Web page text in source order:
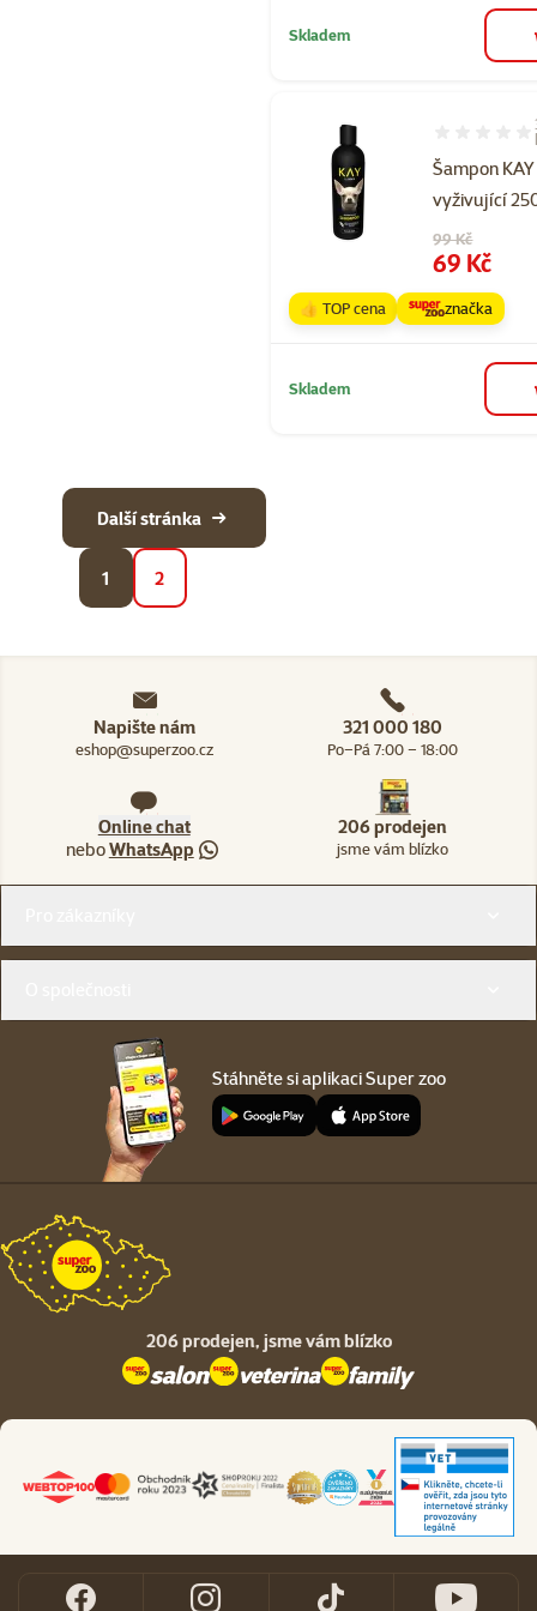
Skladem
Šampon KAY
vyživující
Hodnocení
Původní cena
99 Kč
Cena
69 Kč
👍 TOP cena značka
Skladem
1 2
Další stránka
Napište nám
eshop@superzoo.cz
321 000 180
Po–Pá 7:00 – 18:00
Online chat
neboWhatsApp
206 prodejen
jsme vám blízko
Stáhněte si aplikaci Super zoo
206 prodejen, jsme vám blízko